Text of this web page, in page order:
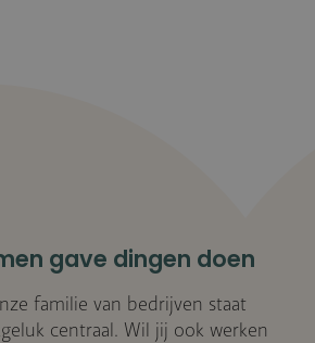
gave dingen doen
familie van bedrijven staat
centraal. Wil jij ook werken